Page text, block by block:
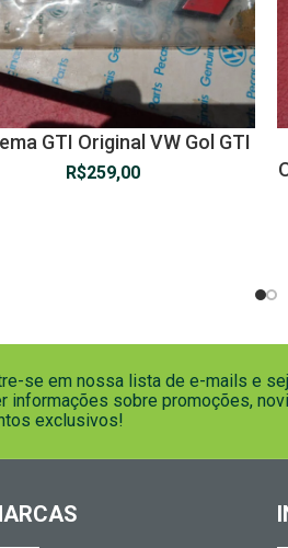
GTI Original VW Gol GTI
R$259,00
se em nossa lista de e-mails e
informações sobre promoções,
exclusivos!